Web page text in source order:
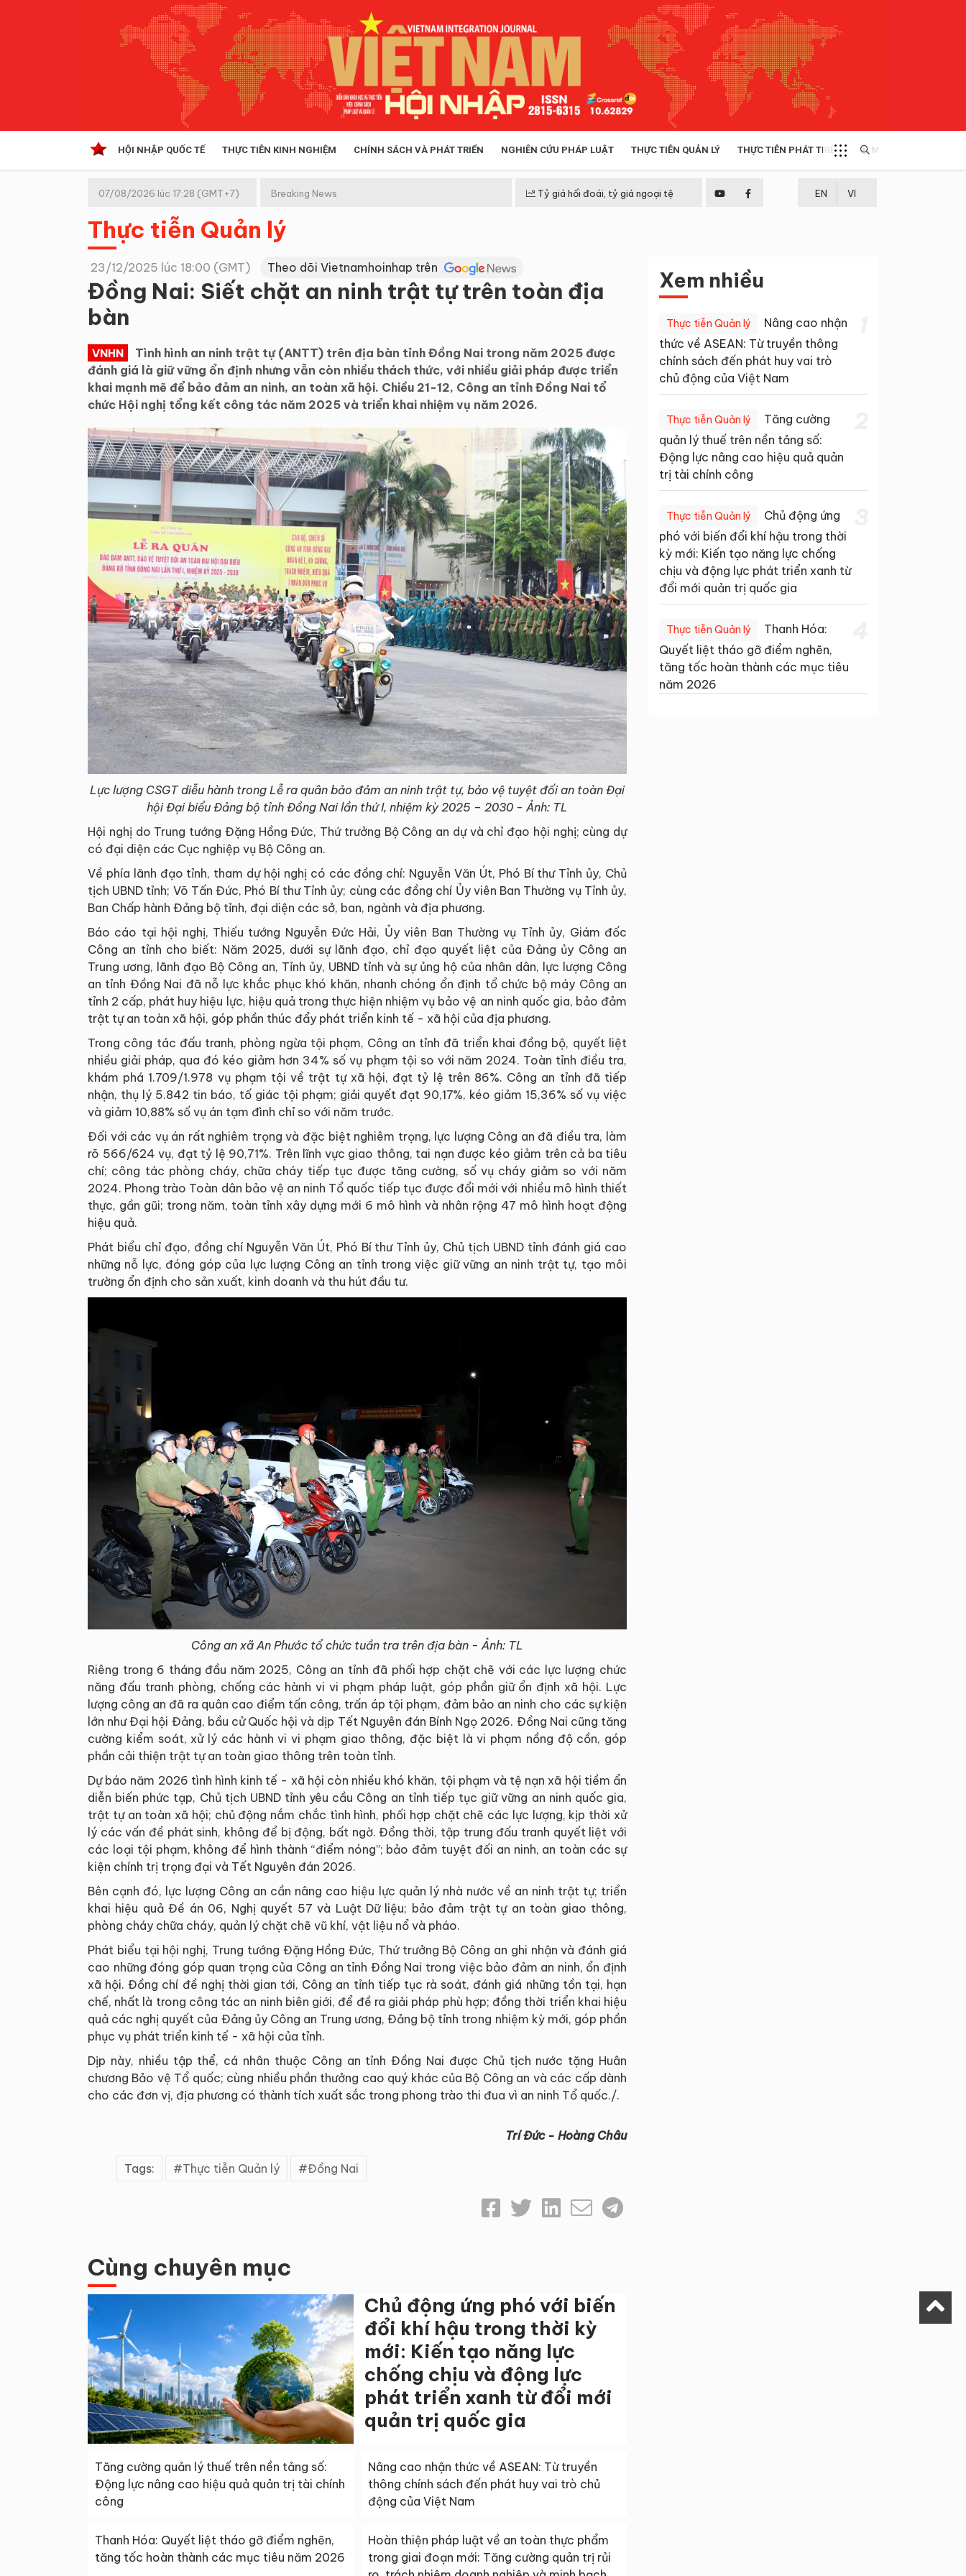
HỘI NHẬP QUỐC TẾ THỰC TIỄN KINH NGHIỆM CHÍNH SÁCH VÀ PHÁT TRIỂN NGHIÊN CỨU PHÁP LUẬT THỰC TIỄN QUẢN LÝ THỰC TIỄN PHÁT TRIỂN MULTIMEDIA
Kinh tế hội nhập
Doanh nghiệp
07/08/2026 lúc 17:28 (GMT+7) Breaking News Tỷ giá hối đoái, tỷ giá ngoại tệ EN VI
Thực tiễn Quản lý
23/12/2025 lúc 18:00 (GMT) Theo dõi Vietnamhoinhap trên
Đồng Nai: Siết chặt an ninh trật tự trên toàn địa
bàn
VNHN
Tình hình an ninh trật tự (ANTT) trên địa bàn tỉnh Đồng Nai trong năm 2025 được
đánh giá là giữ vững ổn định nhưng vẫn còn nhiều thách thức, với nhiều giải pháp được triển
khai mạnh mẽ để bảo đảm an ninh, an toàn xã hội. Chiều 21-12, Công an tỉnh Đồng Nai tổ
chức Hội nghị tổng kết công tác năm 2025 và triển khai nhiệm vụ năm 2026.
Lực lượng CSGT diễu hành trong Lễ ra quân bảo đảm an ninh trật tự, bảo vệ tuyệt đối an toàn Đại
hội Đại biểu Đảng bộ tỉnh Đồng Nai lần thứ I, nhiệm kỳ 2025 – 2030 - Ảnh: TL
Hội nghị do Trung tướng Đặng Hồng Đức, Thứ trưởng Bộ Công an dự và chỉ đạo hội nghị; cùng dự
có đại diện các Cục nghiệp vụ Bộ Công an.
Về phía lãnh đạo tỉnh, tham dự hội nghị có các đồng chí: Nguyễn Văn Út, Phó Bí thư Tỉnh ủy, Chủ
tịch UBND tỉnh; Võ Tấn Đức, Phó Bí thư Tỉnh ủy; cùng các đồng chí Ủy viên Ban Thường vụ Tỉnh ủy,
Ban Chấp hành Đảng bộ tỉnh, đại diện các sở, ban, ngành và địa phương.
Báo cáo tại hội nghị, Thiếu tướng Nguyễn Đức Hải, Ủy viên Ban Thường vụ Tỉnh ủy, Giám đốc
Công an tỉnh cho biết: Năm 2025, dưới sự lãnh đạo, chỉ đạo quyết liệt của Đảng ủy Công an
Trung ương, lãnh đạo Bộ Công an, Tỉnh ủy, UBND tỉnh và sự ủng hộ của nhân dân, lực lượng Công
an tỉnh Đồng Nai đã nỗ lực khắc phục khó khăn, nhanh chóng ổn định tổ chức bộ máy Công an
tỉnh 2 cấp, phát huy hiệu lực, hiệu quả trong thực hiện nhiệm vụ bảo vệ an ninh quốc gia, bảo đảm
trật tự an toàn xã hội, góp phần thúc đẩy phát triển kinh tế - xã hội của địa phương.
Trong công tác đấu tranh, phòng ngừa tội phạm, Công an tỉnh đã triển khai đồng bộ, quyết liệt
nhiều giải pháp, qua đó kéo giảm hơn 34% số vụ phạm tội so với năm 2024. Toàn tỉnh điều tra,
khám phá 1.709/1.978 vụ phạm tội về trật tự xã hội, đạt tỷ lệ trên 86%. Công an tỉnh đã tiếp
nhận, thụ lý 5.842 tin báo, tố giác tội phạm; giải quyết đạt 90,17%, kéo giảm 15,36% số vụ việc
và giảm 10,88% số vụ án tạm đình chỉ so với năm trước.
Đối với các vụ án rất nghiêm trọng và đặc biệt nghiêm trọng, lực lượng Công an đã điều tra, làm
rõ 566/624 vụ, đạt tỷ lệ 90,71%. Trên lĩnh vực giao thông, tai nạn được kéo giảm trên cả ba tiêu
chí; công tác phòng cháy, chữa cháy tiếp tục được tăng cường, số vụ cháy giảm so với năm
2024. Phong trào Toàn dân bảo vệ an ninh Tổ quốc tiếp tục được đổi mới với nhiều mô hình thiết
thực, gần gũi; trong năm, toàn tỉnh xây dựng mới 6 mô hình và nhân rộng 47 mô hình hoạt động
hiệu quả.
Phát biểu chỉ đạo, đồng chí Nguyễn Văn Út, Phó Bí thư Tỉnh ủy, Chủ tịch UBND tỉnh đánh giá cao
những nỗ lực, đóng góp của lực lượng Công an tỉnh trong việc giữ vững an ninh trật tự, tạo môi
trường ổn định cho sản xuất, kinh doanh và thu hút đầu tư.
Công an xã An Phước tổ chức tuần tra trên địa bàn - Ảnh: TL
Riêng trong 6 tháng đầu năm 2025, Công an tỉnh đã phối hợp chặt chẽ với các lực lượng chức
năng đấu tranh phòng, chống các hành vi vi phạm pháp luật, góp phần giữ ổn định xã hội. Lực
lượng công an đã ra quân cao điểm tấn công, trấn áp tội phạm, đảm bảo an ninh cho các sự kiện
lớn như Đại hội Đảng, bầu cử Quốc hội và dịp Tết Nguyên đán Bính Ngọ 2026. Đồng Nai cũng tăng
cường kiểm soát, xử lý các hành vi vi phạm giao thông, đặc biệt là vi phạm nồng độ cồn, góp
phần cải thiện trật tự an toàn giao thông trên toàn tỉnh.
Dự báo năm 2026 tình hình kinh tế - xã hội còn nhiều khó khăn, tội phạm và tệ nạn xã hội tiềm ẩn
diễn biến phức tạp, Chủ tịch UBND tỉnh yêu cầu Công an tỉnh tiếp tục giữ vững an ninh quốc gia,
trật tự an toàn xã hội; chủ động nắm chắc tình hình, phối hợp chặt chẽ các lực lượng, kịp thời xử
lý các vấn đề phát sinh, không để bị động, bất ngờ. Đồng thời, tập trung đấu tranh quyết liệt với
các loại tội phạm, không để hình thành “điểm nóng”; bảo đảm tuyệt đối an ninh, an toàn các sự
kiện chính trị trọng đại và Tết Nguyên đán 2026.
Bên cạnh đó, lực lượng Công an cần nâng cao hiệu lực quản lý nhà nước về an ninh trật tự; triển
khai hiệu quả Đề án 06, Nghị quyết 57 và Luật Dữ liệu; bảo đảm trật tự an toàn giao thông,
phòng cháy chữa cháy, quản lý chặt chẽ vũ khí, vật liệu nổ và pháo.
Phát biểu tại hội nghị, Trung tướng Đặng Hồng Đức, Thứ trưởng Bộ Công an ghi nhận và đánh giá
cao những đóng góp quan trọng của Công an tỉnh Đồng Nai trong việc bảo đảm an ninh, ổn định
xã hội. Đồng chí đề nghị thời gian tới, Công an tỉnh tiếp tục rà soát, đánh giá những tồn tại, hạn
chế, nhất là trong công tác an ninh biên giới, để đề ra giải pháp phù hợp; đồng thời triển khai hiệu
quả các nghị quyết của Đảng ủy Công an Trung ương, Đảng bộ tỉnh trong nhiệm kỳ mới, góp phần
phục vụ phát triển kinh tế - xã hội của tỉnh.
Dịp này, nhiều tập thể, cá nhân thuộc Công an tỉnh Đồng Nai được Chủ tịch nước tặng Huân
chương Bảo vệ Tổ quốc; cùng nhiều phần thưởng cao quý khác của Bộ Công an và các cấp dành
cho các đơn vị, địa phương có thành tích xuất sắc trong phong trào thi đua vì an ninh Tổ quốc./.
Trí Đức - Hoàng Châu
Tags: Thực tiễn Quản lý Đồng Nai
Cùng chuyên mục
Chủ động ứng phó với biến
đổi khí hậu trong thời kỳ
mới: Kiến tạo năng lực
chống chịu và động lực
phát triển xanh từ đổi mới
quản trị quốc gia
Tăng cường quản lý thuế trên nền tảng số:
Động lực nâng cao hiệu quả quản trị tài chính
công
Nâng cao nhận thức về ASEAN: Từ truyền
thông chính sách đến phát huy vai trò chủ
động của Việt Nam
Thanh Hóa: Quyết liệt tháo gỡ điểm nghẽn,
tăng tốc hoàn thành các mục tiêu năm 2026
Hoàn thiện pháp luật về an toàn thực phẩm
trong giai đoạn mới: Tăng cường quản trị rủi
Xem nhiều
Thực tiễn Quản lý
Nâng cao nhận
thức về ASEAN: Từ truyền thông
chính sách đến phát huy vai trò
chủ động của Việt Nam
Thực tiễn Quản lý
Tăng cường
quản lý thuế trên nền tảng số:
Động lực nâng cao hiệu quả quản
trị tài chính công
Thực tiễn Quản lý
Chủ động ứng
phó với biến đổi khí hậu trong thời
kỳ mới: Kiến tạo năng lực chống
chịu và động lực phát triển xanh từ
đổi mới quản trị quốc gia
Thực tiễn Quản lý
Thanh Hóa:
Quyết liệt tháo gỡ điểm nghẽn,
tăng tốc hoàn thành các mục tiêu
năm 2026